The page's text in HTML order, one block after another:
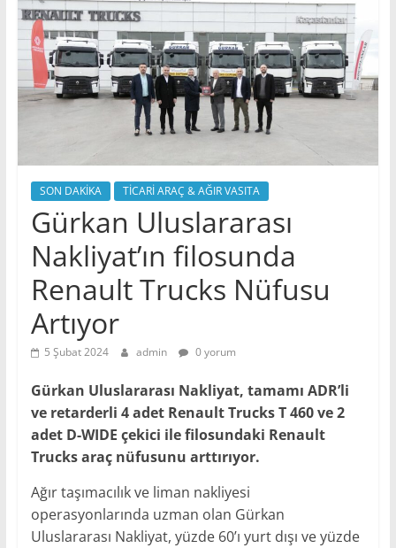
SON DAKİKA TİCARİ ARAÇ & AĞIR VASITA
Gürkan Uluslararası
Nakliyat’ın filosunda
Renault Trucks Nüfusu
Artıyor
5 Şubat 2024 admin 0 yorum
Gürkan Uluslararası Nakliyat, tamamı ADR’li
ve retarderli 4 adet Renault Trucks T 460 ve 2
adet D-WIDE çekici ile filosundaki Renault
Trucks araç nüfusunu arttırıyor.
Ağır taşımacılık ve liman nakliyesi
operasyonlarında uzman olan Gürkan
Uluslararası Nakliyat, yüzde 60’ı yurt dışı ve yüzde